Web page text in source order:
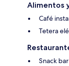
Alimentos
Café
Tetera
Snack